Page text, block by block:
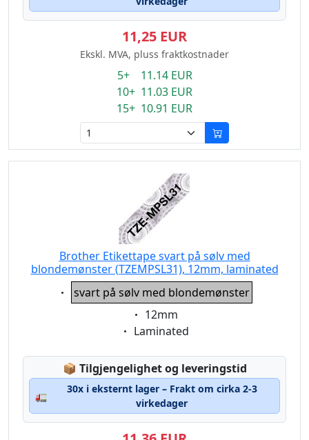
11,25 EUR
Ekskl. MVA, pluss fraktkostnader
5+ 11.14 EUR
10+ 11.03 EUR
15+ 10.91 EUR
Brother Etikettape svart på sølv med
blondemønster (TZEMPSL31), 12mm, laminated
Eigenschaft:
svart på sølv med blondemønster
Eigenschaft:
12mm
Eigenschaft:
Laminated
📦 Lagerstatus:
Tilgjengelighet og leveringstid
🚛
30x i eksternt lager – Frakt om cirka 2-3
virkedager